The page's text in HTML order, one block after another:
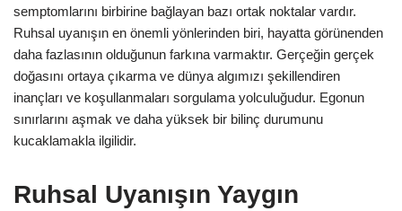
semptomlarını birbirine bağlayan bazı ortak noktalar vardır.
Ruhsal uyanışın en önemli yönlerinden biri, hayatta görünenden
daha fazlasının olduğunun farkına varmaktır. Gerçeğin gerçek
doğasını ortaya çıkarma ve dünya algımızı şekillendiren
inançları ve koşullanmaları sorgulama yolculuğudur. Egonun
sınırlarını aşmak ve daha yüksek bir bilinç durumunu
kucaklamakla ilgilidir.
Ruhsal Uyanışın Yaygın